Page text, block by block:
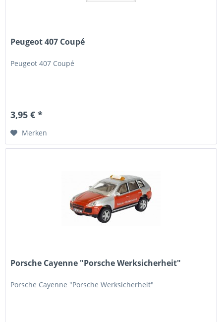
Peugeot 407 Coupé
Peugeot 407 Coupé
3,95 € *
Merken
Porsche Cayenne "Porsche Werksicherheit"
Porsche Cayenne "Porsche Werksicherheit"